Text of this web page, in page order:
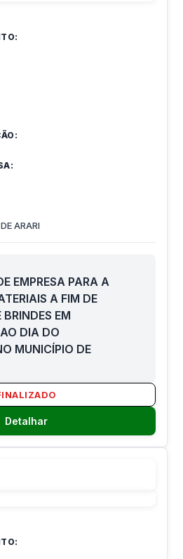
ARARI
EMPRESA PARA A
A FIM DE
EM
DIA DO
MUNICÍPIO DE
Detalhar